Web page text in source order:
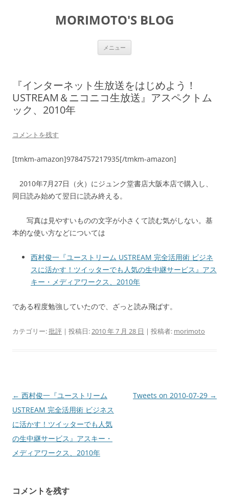
MORIMOTO'S BLOG
メニュー
『インターネット生放送をはじめよう！
USTREAM＆ニコニコ生放送』アスペクトム
ック、2010年
コメントを残す
[tmkm-amazon]9784757217935[/tmkm-amazon]
2010年7月27日（火）にジュンク堂書店大阪本店で購入し、
同日読み始めて翌日に読み終える。
写真は見やすいものの文字が小さくて読む気がしない。基
本的な使い方などについては
西村俊一『ユーストリーム USTREAM 完全活用術 ビジネ
スに活かす！ツイッターでも人気の生中継サービス』アス
キー・メディアワークス、2010年
である程度勉強していたので、ざっと読み飛ばす。
カテゴリー:批評 | 投稿日:2010 年 7 月 28 日 | 投稿者: morimoto
投
稿
ナ
ビ
ゲ
ョ
← 西村俊一『ユーストリーム
USTREAM 完全活用術 ビジネス
に活かす！ツイッターでも人気
の生中継サービス』アスキー・
メディアワークス、2010年
Tweets on 2010-07-29 →
コメントを残す